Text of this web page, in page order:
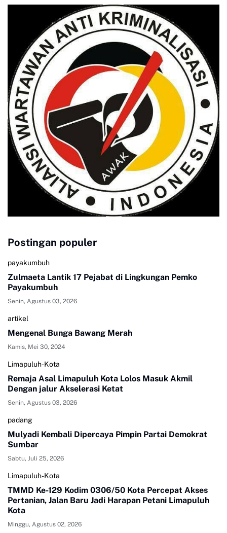
Postingan populer
payakumbuh
Zulmaeta Lantik 17 Pejabat di Lingkungan Pemko
Payakumbuh
Senin, Agustus 03, 2026
artikel
Mengenal Bunga Bawang Merah
Kamis, Mei 30, 2024
Limapuluh-Kota
Remaja Asal Limapuluh Kota Lolos Masuk Akmil
Dengan jalur Akselerasi Ketat
Senin, Agustus 03, 2026
padang
Mulyadi Kembali Dipercaya Pimpin Partai Demokrat
Sumbar
Sabtu, Juli 25, 2026
Limapuluh-Kota
TMMD Ke-129 Kodim 0306/50 Kota Percepat Akses
Pertanian, Jalan Baru Jadi Harapan Petani Limapuluh
Kota
Minggu, Agustus 02, 2026